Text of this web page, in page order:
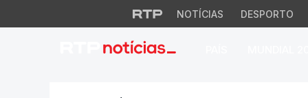
NOTÍCIAS DESPORTO